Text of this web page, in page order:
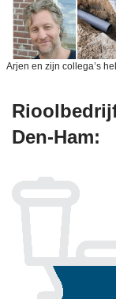
Arjen en zijn collega’s
Den-Ham: